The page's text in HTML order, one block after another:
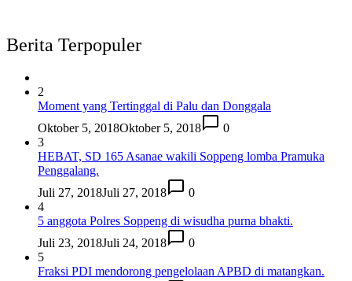
Berita Terpopuler
2
Moment yang Tertinggal di Palu dan Donggala
Oktober 5, 2018Oktober 5, 2018
0
3
HEBAT, SD 165 Asanae wakili Soppeng lomba Pramuka
Penggalang.
Juli 27, 2018Juli 27, 2018
0
4
5 anggota Polres Soppeng di wisudha purna bhakti.
Juli 23, 2018Juli 24, 2018
0
5
Fraksi PDI mendorong pengelolaan APBD di matangkan.